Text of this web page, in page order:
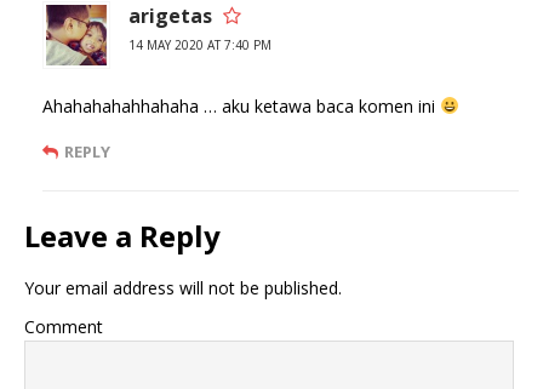
arigetas
14 MAY 2020 AT 7:40 PM
Ahahahahahhahaha … aku ketawa baca komen ini
REPLY
Leave a Reply
Your email address will not be published.
Comment